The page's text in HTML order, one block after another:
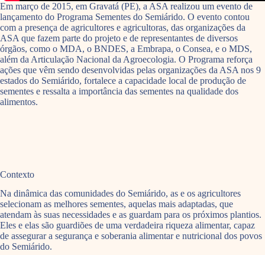
Em março de 2015, em Gravatá (PE), a ASA realizou um evento de
lançamento do Programa Sementes do Semiárido. O evento contou
com a presença de agricultores e agricultoras, das organizações da
ASA que fazem parte do projeto e de representantes de diversos
órgãos, como o MDA, o BNDES, a Embrapa, o Consea, e o MDS,
além da Articulação Nacional da Agroecologia. O Programa reforça
ações que vêm sendo desenvolvidas pelas organizações da ASA nos 9
estados do Semiárido, fortalece a capacidade local de produção de
sementes e ressalta a importância das sementes na qualidade dos
alimentos.
Contexto
Na dinâmica das comunidades do Semiárido, as e os agricultores
selecionam as melhores sementes, aquelas mais adaptadas, que
atendam às suas necessidades e as guardam para os próximos plantios.
Eles e elas são guardiões de uma verdadeira riqueza alimentar, capaz
de assegurar a segurança e soberania alimentar e nutricional dos povos
do Semiárido.